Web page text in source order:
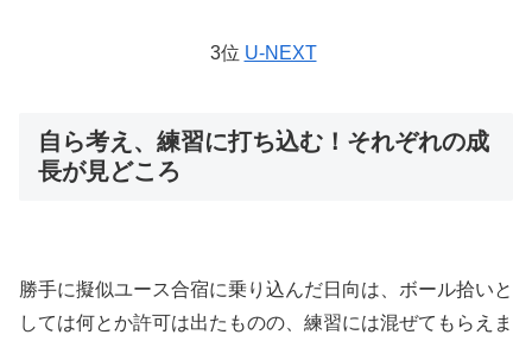
3位 U-NEXT
自ら考え、練習に打ち込む！それぞれの成
長が見どころ
勝手に擬似ユース合宿に乗り込んだ日向は、ボール拾いと
しては何とか許可は出たものの、練習には混ぜてもらえま